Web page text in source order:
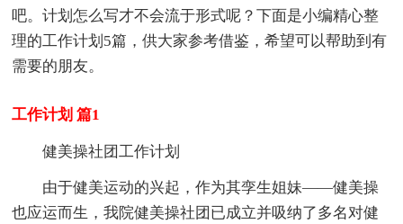
吧。计划怎么写才不会流于形式呢？下面是小编精心整
理的工作计划5篇，供大家参考借鉴，希望可以帮助到有
需要的朋友。
工作计划 篇1
健美操社团工作计划
由于健美运动的兴起，作为其孪生姐妹——健美操
也应运而生，我院健美操社团已成立并吸纳了多名对健